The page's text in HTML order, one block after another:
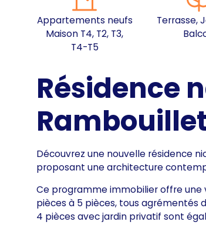
Appartements neufs
Maison T4, T2, T3,
T4-T5
Terrasse,
Résidence
Rambouillet
Découvrez une nouvelle résidence
proposant une architecture
Ce programme immobilier offre
pièces à 5 pièces, tous agrémentés
4 pièces avec jardin privatif sont